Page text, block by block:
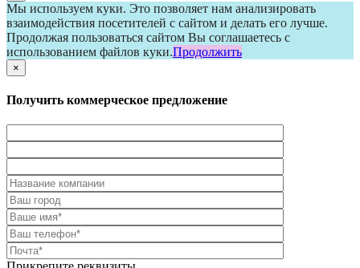
Мы используем куки. Это позволяет нам анализировать
взаимодействия посетителей с сайтом и делать его лучше.
Продолжая пользоваться сайтом Вы соглашаетесь с
использованием файлов куки.Продолжить
×
Получить коммерческое предложение